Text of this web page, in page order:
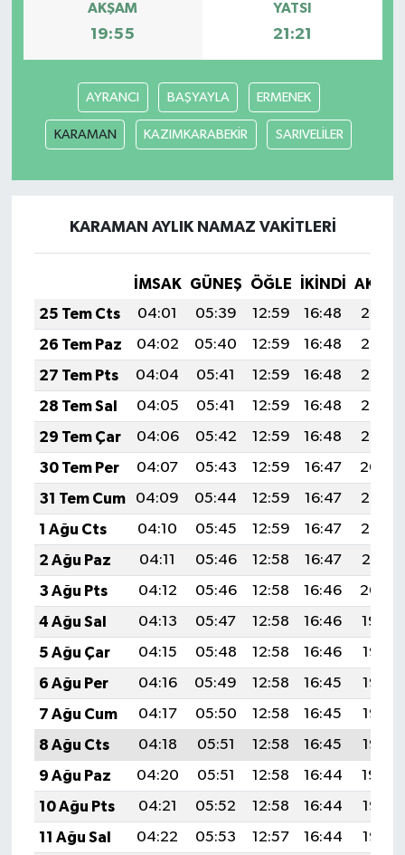
AKŞAM
19:55
YATSI
21:21
AYRANCI BAŞYAYLA ERMENEK
KARAMAN KAZIMKARABEKİR SARIVELİLER
KARAMAN AYLIK NAMAZ VAKITLERI
İMSAK GÜNEŞ ÖĞLE İKINDI
25 Tem Cts
04:01 05:39 12:59 16:48
20:08
26 Tem Paz
04:02 05:40 12:59 16:48
20:08
27 Tem Pts
04:04 05:41 12:59 16:48
20:07
28 Tem Sal
04:05 05:41 12:59 16:48
20:06
29 Tem Çar
04:06 05:42 12:59 16:48
20:05
30 Tem Per
04:07 05:43 12:59 16:47
20:04
31 Tem Cum
04:09 05:44 12:59 16:47
20:03
1 Ağu Cts
04:10 05:45 12:59 16:47
20:02
2 Ağu Paz
04:11 05:46 12:58 16:47
20:01
3 Ağu Pts
04:12 05:46 12:58 16:46
20:00
4 Ağu Sal
04:13 05:47 12:58 16:46
19:59
5 Ağu Çar
04:15 05:48 12:58 16:46
19:58
6 Ağu Per
04:16 05:49 12:58 16:45
19:57
7 Ağu Cum
04:17 05:50 12:58 16:45
19:56
8 Ağu Cts
04:18 05:51 12:58 16:45
19:55
9 Ağu Paz
04:20 05:51 12:58 16:44
19:54
10 Ağu Pts
04:21 05:52 12:58 16:44
19:53
11 Ağu Sal
04:22 05:53 12:57 16:44
19:52